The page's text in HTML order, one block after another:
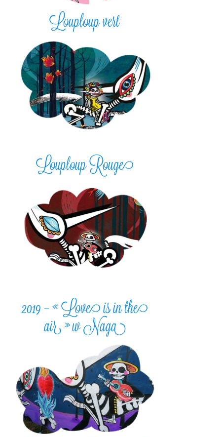
Louploup vert
Louploup Rouge
2019 – « Love is in the
air » w Naga